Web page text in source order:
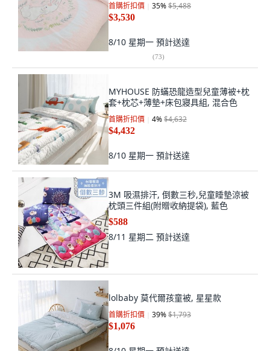
首購折扣價 35%$5,488
$3,530
8/10 星期一 預計送達
(73)
MYHOUSE 防蟎恐龍造型兒童薄被+枕
套+枕芯+薄墊+床包寢具組, 混合色
首購折扣價 4%$4,632
$4,432
8/10 星期一 預計送達
3M 吸濕排汗, 倒數三秒,兒童睡墊涼被
枕頭三件組(附贈收納提袋), 藍色
$588
8/11 星期二 預計送達
lolbaby 莫代爾孩童被, 星星款
首購折扣價 39%$1,793
$1,076